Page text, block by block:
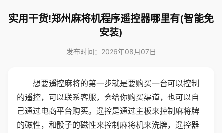
实用干货!郑州麻将机程序遥控器哪里有(智能免
安装)
发布时间：2026年08月07日
想要遥控麻将的第一步就是要购买一台可以控制
的遥控，可以联系客服，会给你购买渠道，也可以自
己通过电商平台购买。遥控是通过主板来控制麻将牌
的磁性，和骰子的磁性来控制麻将机来洗牌，遥控器